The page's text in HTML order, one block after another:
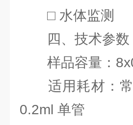
□ 水体监测
四、技术参数
样品容量：
适用耗材：常
0.2ml 单管